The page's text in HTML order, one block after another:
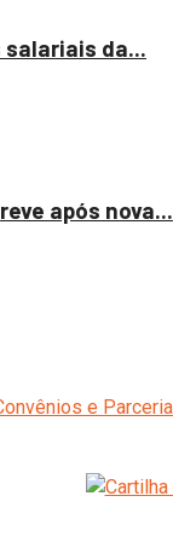
da...
após nova...